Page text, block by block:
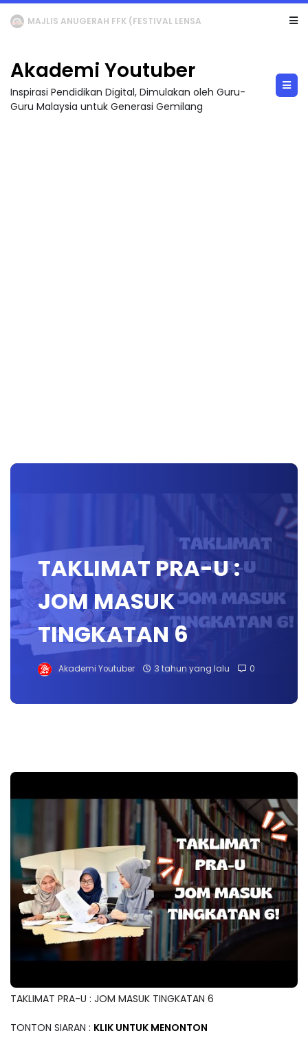
LIVE 🔴 [LIVE] MATEMATIK SR, WANG TAHUN 6 OLEH CIKGU ANITA #ALLINONE #141 #...
Akademi Youtuber
Inspirasi Pendidikan Digital, Dimulakan oleh Guru-
Guru Malaysia untuk Generasi Gemilang
TAKLIMAT PRA-U :
JOM MASUK
TINGKATAN 6
Akademi Youtuber 3 tahun yang lalu 0
TAKLIMAT PRA-U : JOM MASUK TINGKATAN 6
TONTON SIARAN : KLIK UNTUK MENONTON